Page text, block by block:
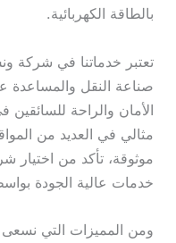
بالطاقة الكهربائية.
تعتبر خدماتنا في
صناعة النقل والمساعدة
الأمان والراحة للسائقين
مثالي في العديد من
موثوقة، تأكد من اختيار
خدمات عالية الجودة
ومن المميزات التي نسعى